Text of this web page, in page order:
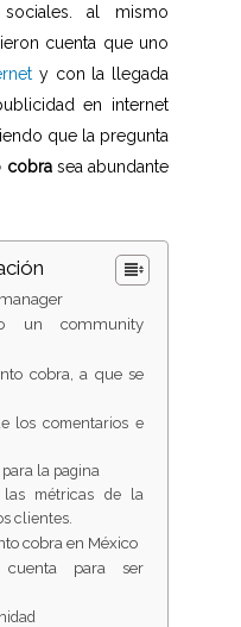
al mismo
cuenta que uno
y con la llegada
en internet
que la pregunta
cobra sea abundante
un community
cobra, a que se
los comentarios e
la pagina
las métricas de la
clientes.
cobra en México
para ser